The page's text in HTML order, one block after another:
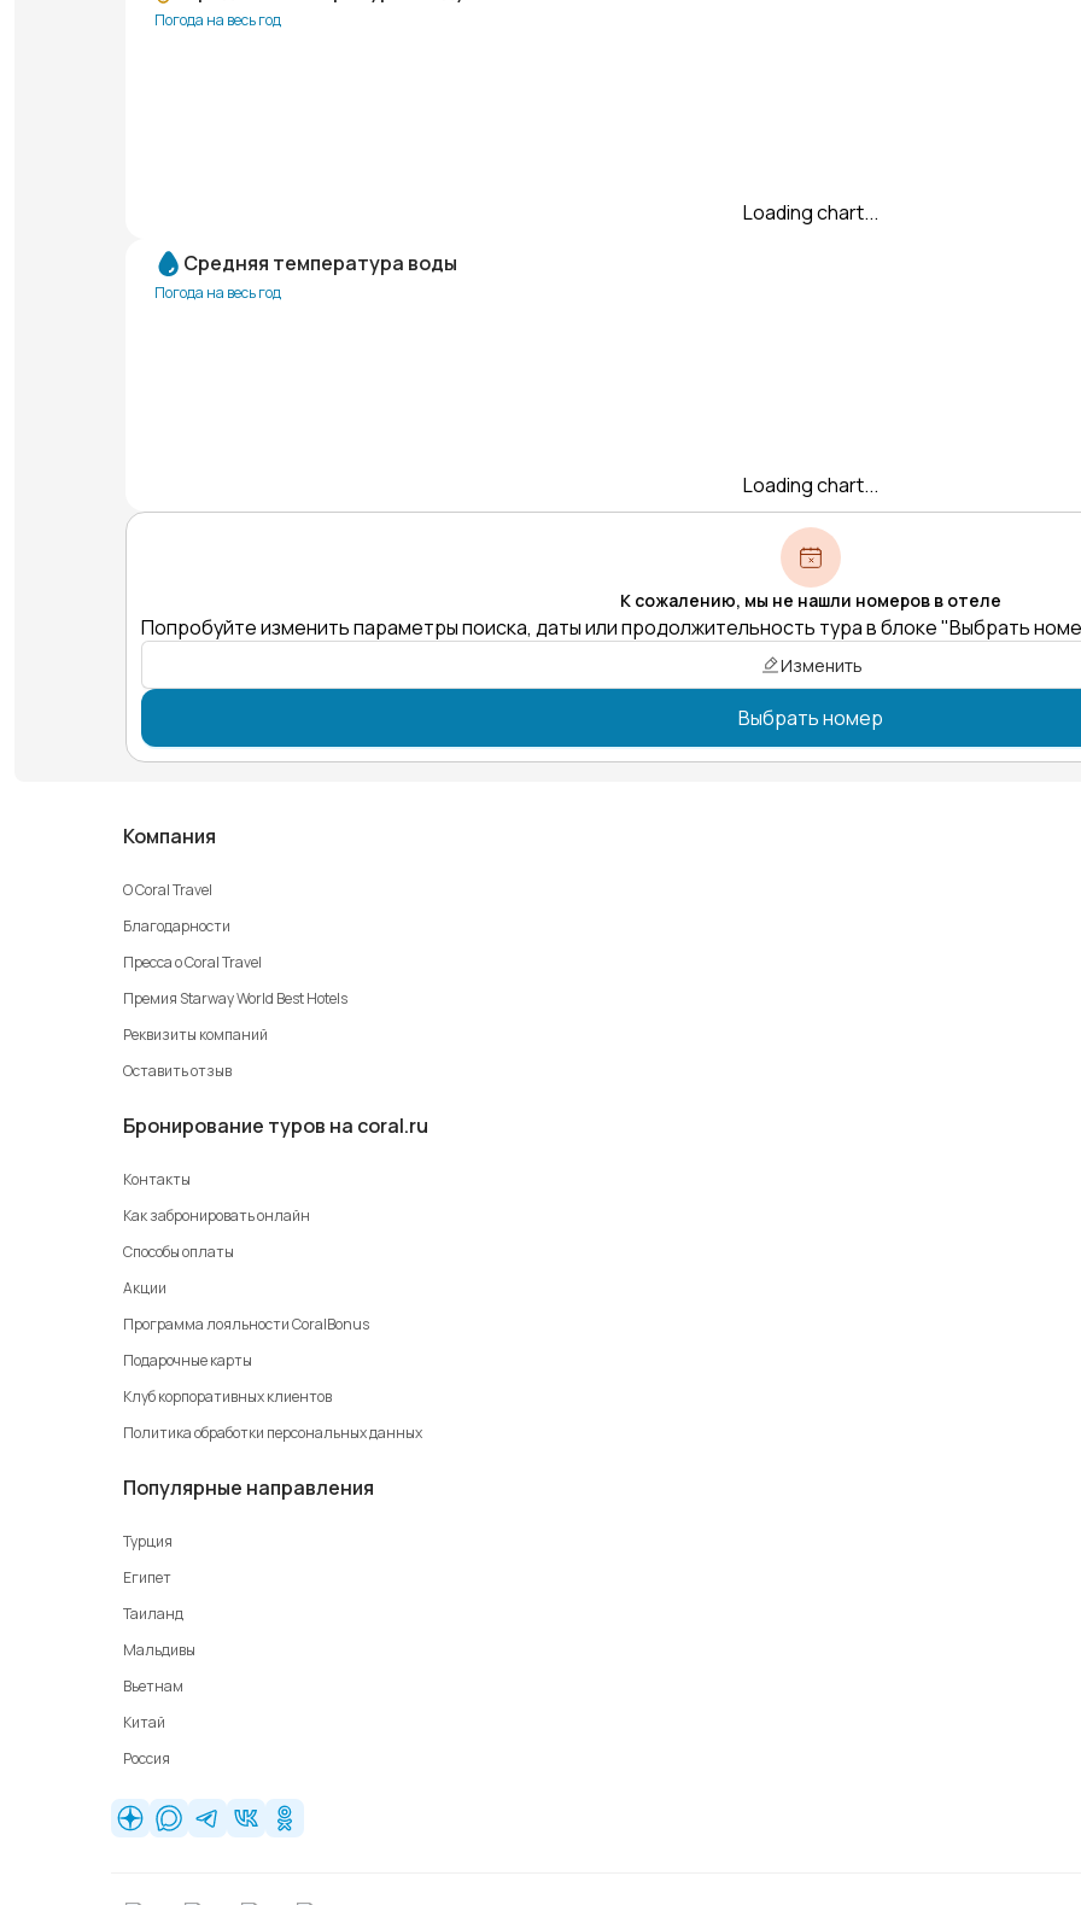
Погода на весь год
Loading chart...
Средняя температура воды
Погода на весь год
Loading chart...
К сожалению, мы не нашли номеров в отеле
Попробуйте изменить параметры поиска, даты или продолжительность тура в блоке "Выбрать
Изменить
Выбрать номер
Компания
О Coral Travel
Благодарности
Пресса о Coral Travel
Премия Starway World Best Hotels
Реквизиты компаний
Оставить отзыв
Бронирование туров на coral.ru
Контакты
Как забронировать онлайн
Способы оплаты
Акции
Программа лояльности CoralBonus
Подарочные карты
Клуб корпоративных клиентов
Политика обработки персональных данных
Популярные направления
Турция
Египет
Таиланд
Мальдивы
Вьетнам
Китай
Россия